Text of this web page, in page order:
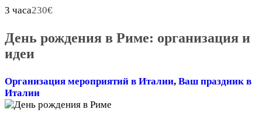
3 часа230€
День рождения в Риме: организация и
идеи
Организация мероприятий в Италии, Ваш праздник в
Италии